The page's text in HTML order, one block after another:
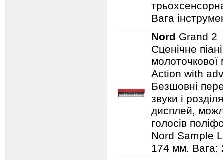
Вага
Nord Grand 2
Сценічне
Action with
Безшовні
звуки і
дисплей,
голосів
Nord Sample
174 мм. Вага: